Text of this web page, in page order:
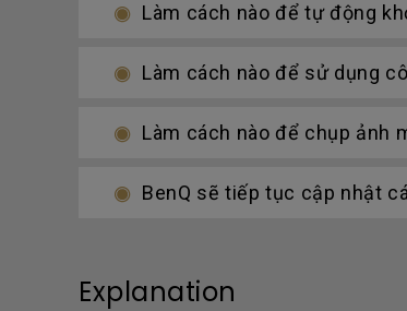
Làm cách nào để tự động
Làm cách nào để sử dụng
Làm cách nào để chụp ảnh
BenQ sẽ tiếp tục cập nhật
Explanation